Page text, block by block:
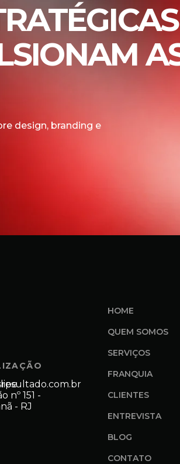
design, branding e
nº 151 -
- RJ
HOME
QUEM SOMOS
SERVIÇOS
FRANQUIA
CLIENTES
ENTREVISTA
BLOG
CONTATO